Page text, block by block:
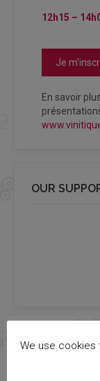
12h15 –
Je
En savoir
OUR
We use cookies